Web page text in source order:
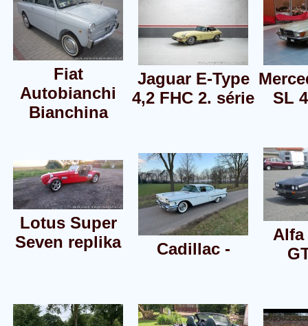
Fiat
Autobianchi
Bianchina
Jaguar E-Type
4,2 FHC 2. série
SL
Lotus Super
Seven replika
Cadillac -
Alfa